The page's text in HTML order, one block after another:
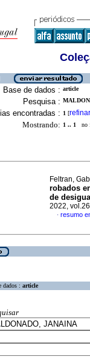
Base de dados : article
Pesquisa :
encontradas : 1 [refinar
Mostrando: 1 .. 1 no
Feltran,
robados
de
2022,
· resumo
dados : article